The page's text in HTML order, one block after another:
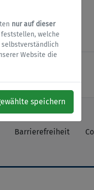
nur auf dieser
welche
Website die
speichern
Barrierefreiheit